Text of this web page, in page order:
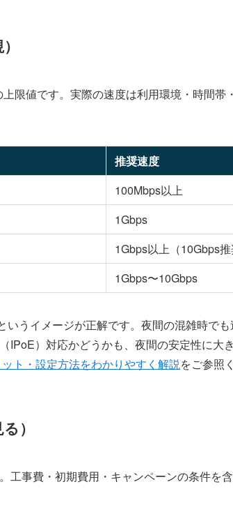
限値です。実際の速度は利用環境・時間帯
推奨速度
100Mbps以上
1Gbps
1Gbps以上（10Gbps推
1Gbps〜10Gbps
いうイメージが正解です。夜間の混雑時で
IPoE）対応かどうかも、夜間の安定性に大
ト・設定方法をわかりやすく解説をご参照
）
工事費・初期費用・キャンペーンの条件を